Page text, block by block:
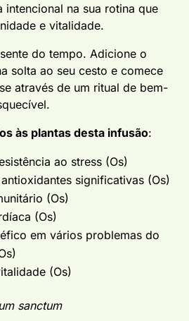
intencional na sua rotina que
e vitalidade.
do tempo. Adicione o
solta ao seu cesto e comece
através de um ritual de bem-
às plantas desta infusão:
ao stress (Os)
significativas (Os)
(Os)
(Os)
em vários problemas do
(Os)
sanctum